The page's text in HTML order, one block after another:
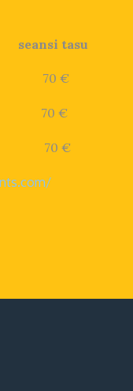
seansi tasu
h 70 €
70 €
70 €